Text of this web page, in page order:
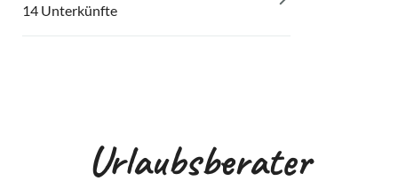
14 Unterkünfte
Urlaubsberater